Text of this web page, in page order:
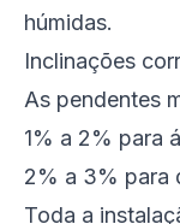
húmidas.
Inclinações
As pendentes
1% a 2% para
2% a 3% para
Toda a